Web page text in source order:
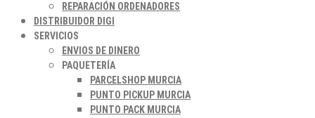
REPARACIÓN ORDENADORES
DISTRIBUIDOR DIGI
SERVICIOS
ENVIOS DE DINERO
PAQUETERÍA
PARCELSHOP MURCIA
PUNTO PICKUP MURCIA
PUNTO PACK MURCIA